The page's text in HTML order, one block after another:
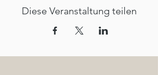
Diese Veranstaltung teilen